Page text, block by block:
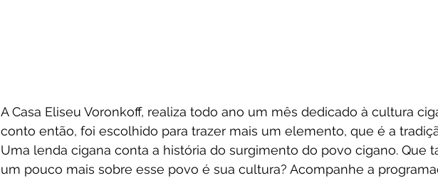
A Casa Eliseu Voronkoff, realiza todo ano um mês dedicado à cultura
conto então, foi escolhido para trazer mais um elemento, que é a
Uma lenda cigana conta a história do surgimento do povo cigano. Que
um pouco mais sobre esse povo é sua cultura? Acompanhe a